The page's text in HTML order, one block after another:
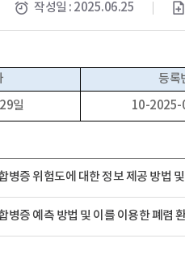
작성일 : 2025.06.25
등록
일 10-2025-
병증 위험도에 대한 정보 제공 방법
병증 예측 방법 및 이를 이용한 폐렴